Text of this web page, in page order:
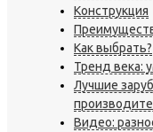
Конструкция
Как выбрать?
Тренд века:
Лучшие
Видео: